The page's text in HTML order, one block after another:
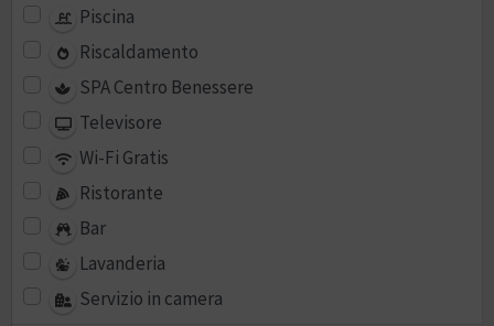
Piscina
Riscaldamento
SPA Centro Benessere
Televisore
Wi-Fi Gratis
Ristorante
Bar
Lavanderia
Servizio in camera